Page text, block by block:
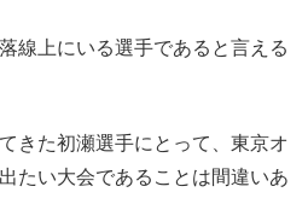
線上にいる選手であると言える
きた初瀬選手にとって、東京オ
たい大会であることは間違いあ